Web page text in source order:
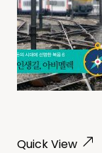
Quick View